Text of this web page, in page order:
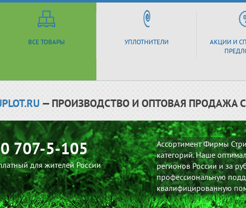
ВСЕ ТОВАРЫ УПЛОТНИТЕЛИ
АКЦИИ И
— ПРОИЗВОДСТВО И ОПТОВАЯ ПРОДАЖА
707-5-105
для жителей России
Ассортимент Фирмы
категорий. Наше
регионов России и за
профессиональную
квалифицированную